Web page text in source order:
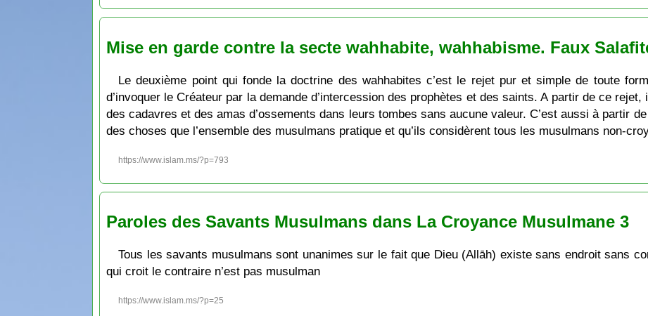
Mise en garde contre la secte wahhabite, wahhabisme. Faux
Le deuxième point qui fonde la doctrine des wahhabites c’est le rejet pur et simple de toute
d’invoquer le Créateur par la demande d’intercession des prophètes et des saints. A partir de ce
des cadavres et des amas d’ossements dans leurs tombes sans aucune valeur. C’est aussi à partir
des choses que l’ensemble des musulmans pratique et qu’ils considèrent tous les musulmans non-
https://www.islam.ms/?p=793
Paroles des Savants Musulmans dans La Croyance Musulmane 3
Tous les savants musulmans sont unanimes sur le fait que Dieu (Allāh) existe sans endroit sans
qui croit le contraire n’est pas musulman
https://www.islam.ms/?p=25